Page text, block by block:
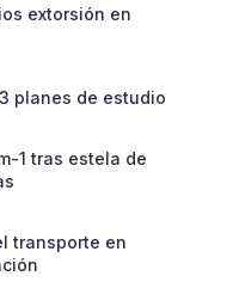
extorsión en
planes de estudio
de
transporte en